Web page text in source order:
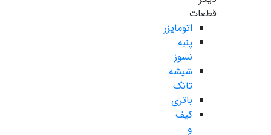
قطعات
اتومایزر
پنبه
نسوز
شیشه
تانک
باتری
کیف
و